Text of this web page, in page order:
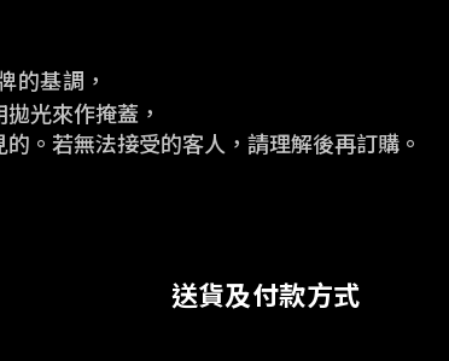
的基調，
光來作掩蓋，
。 若無法接受的客人，請理解後再訂購。
送貨及付款方式